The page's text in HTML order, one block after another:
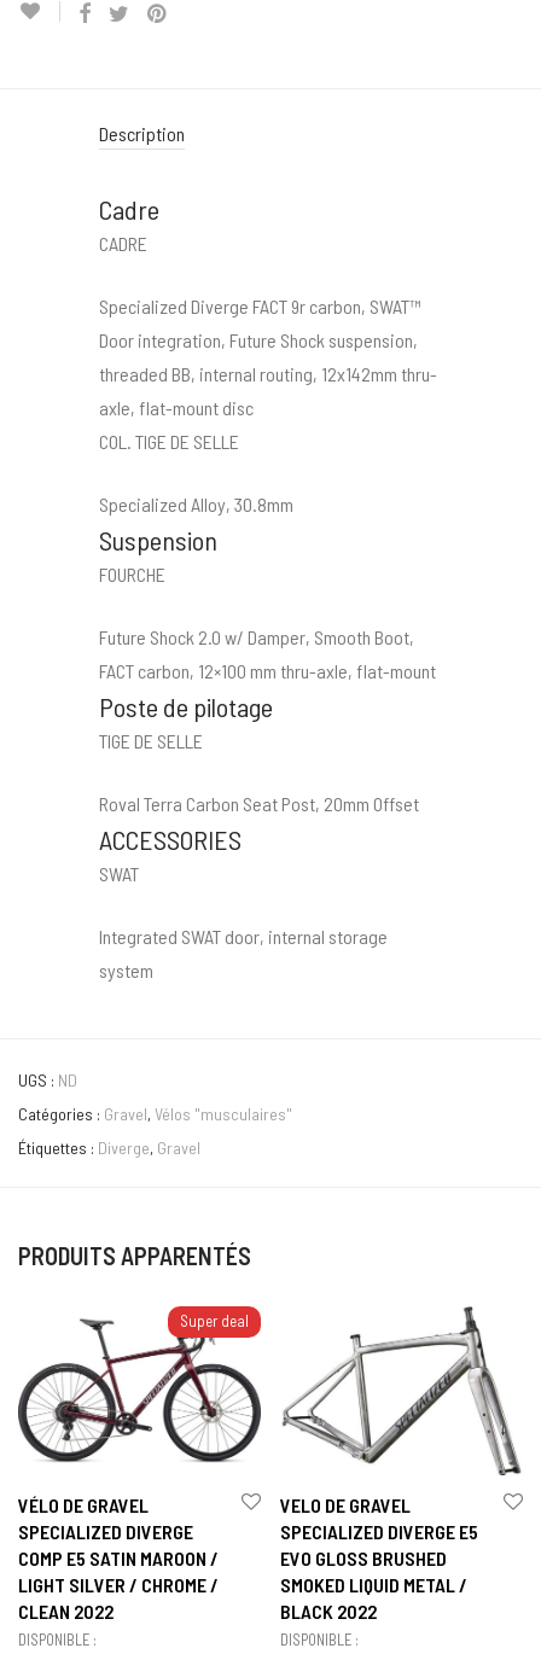
Description
Cadre
CADRE
Specialized Diverge FACT 9r carbon, SWAT™
Door integration, Future Shock suspension,
threaded BB, internal routing, 12x142mm thru-
axle, flat-mount disc
COL. TIGE DE SELLE
Specialized Alloy, 30.8mm
Suspension
FOURCHE
Future Shock 2.0 w/ Damper, Smooth Boot,
FACT carbon, 12×100 mm thru-axle, flat-mount
Poste de pilotage
TIGE DE SELLE
Roval Terra Carbon Seat Post, 20mm Offset
ACCESSORIES
SWAT
Integrated SWAT door, internal storage
system
UGS : ND
Catégories : Gravel, Vélos "musculaires"
Étiquettes : Diverge, Gravel
PRODUITS APPARENTÉS
Super deal
VÉLO DE GRAVEL
SPECIALIZED DIVERGE
COMP E5 SATIN MAROON /
LIGHT SILVER / CHROME /
CLEAN 2022
DISPONIBLE :
VELO DE GRAVEL
SPECIALIZED DIVERGE E5
EVO GLOSS BRUSHED
SMOKED LIQUID METAL /
BLACK 2022
DISPONIBLE :